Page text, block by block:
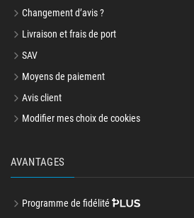
Changement d’avis ?
Livraison et frais de port
SAV
Moyens de paiement
Avis client
Modifier mes choix de cookies
AVANTAGES
Programme de fidélité